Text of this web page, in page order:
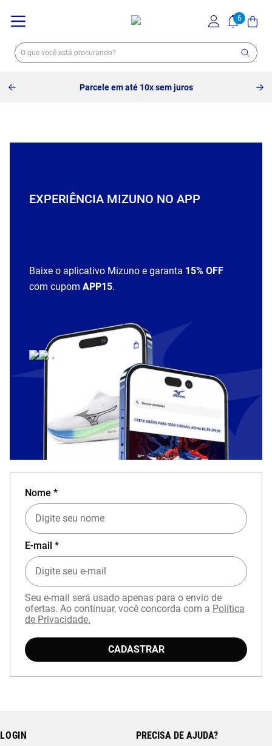
Parcele em até 10x sem juros
EXPERIÊNCIA MIZUNO NO APP
Baixe o aplicativo Mizuno e garanta 15% OFF
com cupom APP15.
Nome *
E-mail *
Seu e-mail será usado apenas para o envio de
ofertas. Ao continuar, você concorda com a Política
de Privacidade.
CADASTRAR
LOGIN
PRECISA DE AJUDA?